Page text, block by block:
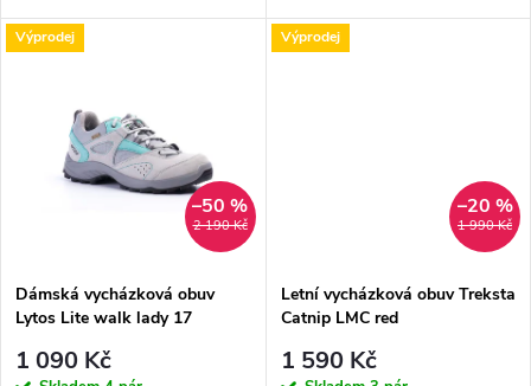
k
k
Výprodej
2 190 Kč
–50 %
Dámská vycházková obuv
Lytos Lite walk lady 17
1 090 Kč
Výprodej
1 990 Kč
–20 %
Letní vycházková obuv Treksta
Catnip LMC red
1 590 Kč